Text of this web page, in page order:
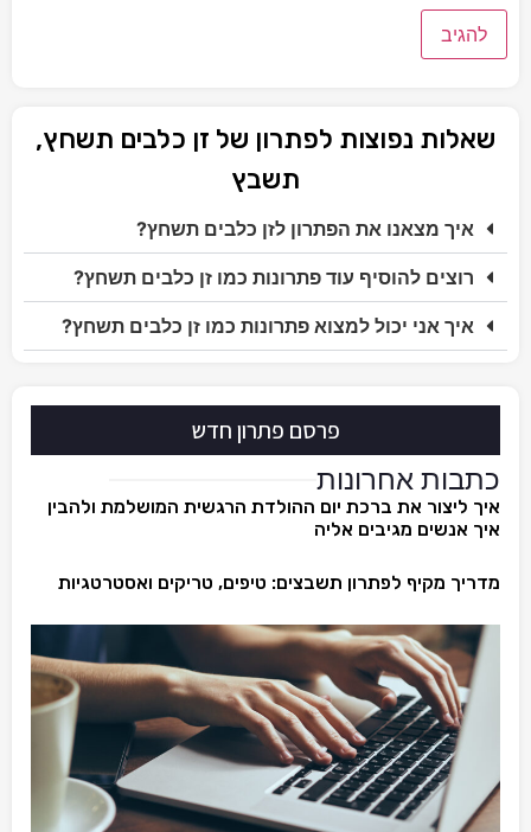
שאלות נפוצות לפתרון של זן כלבים תשחץ,
תשבץ
איך מצאנו את הפתרון לזן כלבים תשחץ?
רוצים להוסיף עוד פתרונות כמו זן כלבים תשחץ?
איך אני יכול למצוא פתרונות כמו זן כלבים תשחץ?
פרסם פתרון חדש
כתבות אחרונות
איך ליצור את ברכת יום ההולדת הרגשית המושלמת ולהבין
איך אנשים מגיבים אליה
מדריך מקיף לפתרון תשבצים: טיפים, טריקים ואסטרטגיות